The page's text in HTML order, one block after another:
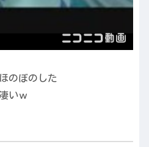
のぼのした
いｗ